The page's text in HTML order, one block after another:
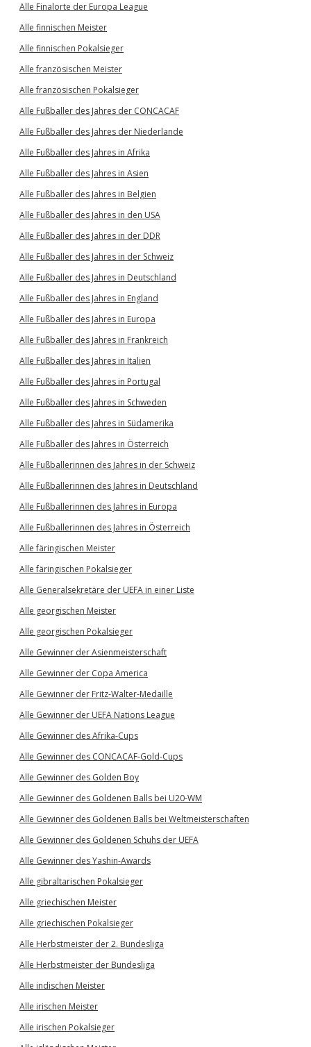
Alle Finalorte der Europa League
Alle finnischen Meister
Alle finnischen Pokalsieger
Alle französischen Meister
Alle französischen Pokalsieger
Alle Fußballer des Jahres der CONCACAF
Alle Fußballer des Jahres der Niederlande
Alle Fußballer des Jahres in Afrika
Alle Fußballer des Jahres in Asien
Alle Fußballer des Jahres in Belgien
Alle Fußballer des Jahres in den USA
Alle Fußballer des Jahres in der DDR
Alle Fußballer des Jahres in der Schweiz
Alle Fußballer des Jahres in Deutschland
Alle Fußballer des Jahres in England
Alle Fußballer des Jahres in Europa
Alle Fußballer des Jahres in Frankreich
Alle Fußballer des Jahres in Italien
Alle Fußballer des Jahres in Portugal
Alle Fußballer des Jahres in Schweden
Alle Fußballer des Jahres in Südamerika
Alle Fußballer des Jahres in Österreich
Alle Fußballerinnen des Jahres in der Schweiz
Alle Fußballerinnen des Jahres in Deutschland
Alle Fußballerinnen des Jahres in Europa
Alle Fußballerinnen des Jahres in Österreich
Alle färingischen Meister
Alle färingischen Pokalsieger
Alle Generalsekretäre der UEFA in einer Liste
Alle georgischen Meister
Alle georgischen Pokalsieger
Alle Gewinner der Asienmeisterschaft
Alle Gewinner der Copa America
Alle Gewinner der Fritz-Walter-Medaille
Alle Gewinner der UEFA Nations League
Alle Gewinner des Afrika-Cups
Alle Gewinner des CONCACAF-Gold-Cups
Alle Gewinner des Golden Boy
Alle Gewinner des Goldenen Balls bei U20-WM
Alle Gewinner des Goldenen Balls bei Weltmeisterschaften
Alle Gewinner des Goldenen Schuhs der UEFA
Alle Gewinner des Yashin-Awards
Alle gibraltarischen Pokalsieger
Alle griechischen Meister
Alle griechischen Pokalsieger
Alle Herbstmeister der 2. Bundesliga
Alle Herbstmeister der Bundesliga
Alle indischen Meister
Alle irischen Meister
Alle irischen Pokalsieger